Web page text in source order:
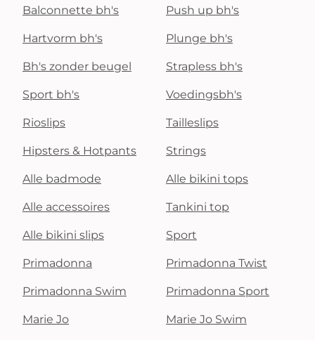
Balconnette bh's Push up bh's
Hartvorm bh's Plunge bh's
Bh's zonder beugel Strapless bh's
Sport bh's Voedingsbh's
Rioslips Tailleslips
Hipsters & Hotpants Strings
Alle badmode Alle bikini tops
Alle accessoires Tankini top
Alle bikini slips Sport
Primadonna Primadonna Twist
Primadonna Swim Primadonna Sport
Marie Jo Marie Jo Swim